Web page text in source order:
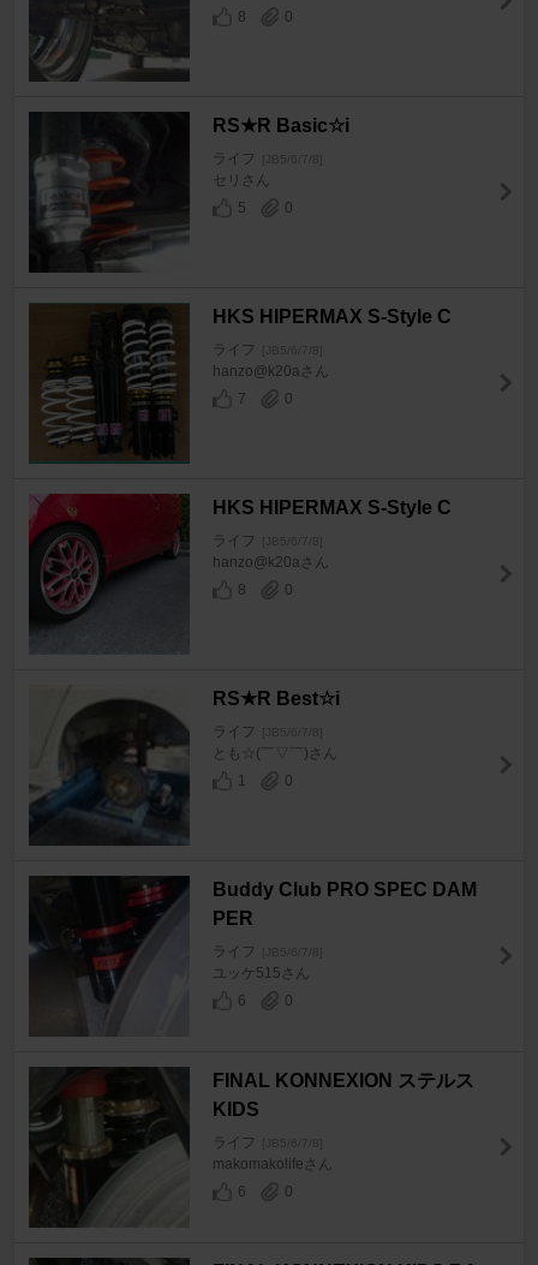
8
0
RS★R Basic☆i
ライフ [JB5/6/7/8]
セリさん
5
0
HKS HIPERMAX S-Style C
ライフ [JB5/6/7/8]
hanzo@k20aさん
7
0
HKS HIPERMAX S-Style C
ライフ [JB5/6/7/8]
hanzo@k20aさん
8
0
RS★R Best☆i
ライフ [JB5/6/7/8]
とも☆(￣▽￣)さん
1
0
Buddy Club PRO SPEC DAM
PER
ライフ [JB5/6/7/8]
ユッケ515さん
6
0
FINAL KONNEXION ステルス
KIDS
ライフ [JB5/6/7/8]
makomakolifeさん
6
0